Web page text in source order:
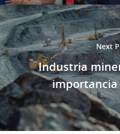
Next
Industria
importancia